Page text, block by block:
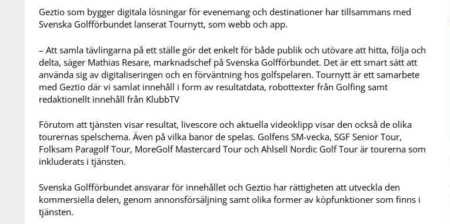
Geztio som bygger digitala lösningar för evenemang och destinationer har tillsammans med
Svenska Golfförbundet lanserat Tournytt, som webb och app.
– Att samla tävlingarna på ett ställe gör det enkelt för både publik och utövare att hitta, följa och
delta, säger Mathias Resare, marknadschef på Svenska Golfförbundet. Det är ett smart sätt att
använda sig av digitaliseringen och en förväntning hos golfspelaren. Tournytt är ett samarbete
med Geztio där vi samlat innehåll i form av resultatdata, robottexter från Golfing samt
redaktionellt innehåll från KlubbTV
Förutom att tjänsten visar resultat, livescore och aktuella videoklipp visar den också de olika
tourernas spelschema. Även på vilka banor de spelas. Golfens SM-vecka, SGF Senior Tour,
Folksam Paragolf Tour, MoreGolf Mastercard Tour och Ahlsell Nordic Golf Tour är tourerna som
inkluderats i tjänsten.
Svenska Golfförbundet ansvarar för innehållet och Geztio har rättigheten att utveckla den
kommersiella delen, genom annonsförsäljning samt olika former av köpfunktioner som finns i
tjänsten.